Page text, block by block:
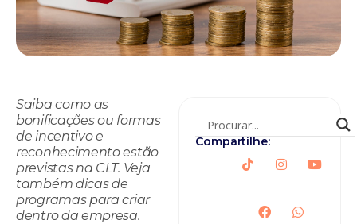
Saiba como as
bonificações ou formas
de incentivo e
reconhecimento estão
previstas na CLT. Veja
também dicas de
programas para criar
dentro da empresa.
Compartilhe: